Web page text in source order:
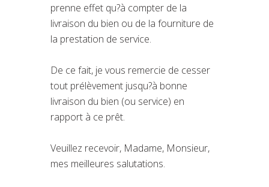
prenne effet qu?à compter de la
livraison du bien ou de la fourniture de
la prestation de service.
De ce fait, je vous remercie de cesser
tout prélèvement jusqu?à bonne
livraison du bien (ou service) en
rapport à ce prêt.
Veuillez recevoir, Madame, Monsieur,
mes meilleures salutations.